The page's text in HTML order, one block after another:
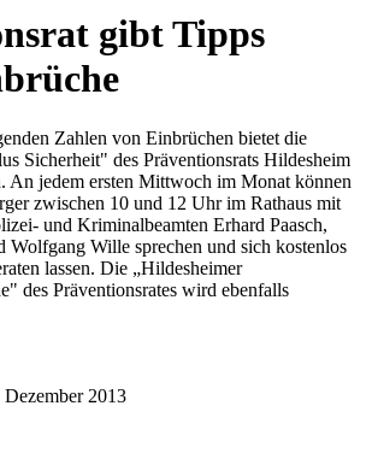
gibt Tipps
Zahlen von Einbrüchen bietet die
Sicherheit" des Präventionsrats Hildesheim
An jedem ersten Mittwoch im Monat können
zwischen 10 und 12 Uhr im Rathaus mit
und Kriminalbeamten Erhard Paasch,
Wolfgang Wille sprechen und sich kostenlos
lassen. Die „Hildesheimer
des Präventionsrates wird ebenfalls
2013